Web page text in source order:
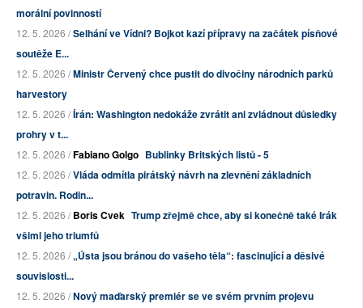
morální povinností
12. 5. 2026 /Selhání ve Vídni? Bojkot kazí přípravy na začátek písňové
soutěže E...
12. 5. 2026 /Ministr Červený chce pustit do divočiny národních parků
harvestory
12. 5. 2026 /Írán: Washington nedokáže zvrátit ani zvládnout důsledky
prohry v t...
12. 5. 2026 /Fabiano Golgo Bublinky Britských listů - 5
12. 5. 2026 /Vláda odmítla pirátský návrh na zlevnění základních
potravin. Rodin...
12. 5. 2026 /Boris Cvek Trump zřejmě chce, aby si konečně také Irák
všiml jeho triumfů
12. 5. 2026 /„Ústa jsou bránou do vašeho těla“: fascinující a děsivé
souvislosti...
12. 5. 2026 /Nový maďarský premiér se ve svém prvním projevu